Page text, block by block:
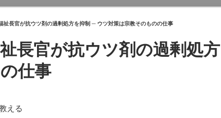
祉長官が抗ウツ剤の過剰処方を抑制 ─ ウツ対策は宗教そのものの仕事
長官が抗ウツ剤の過剰処
仕事
える